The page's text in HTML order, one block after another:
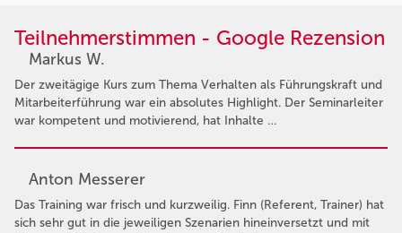
Teilnehmerstimmen - Google Rezension
Markus W.
Der zweitägige Kurs zum Thema Verhalten als Führungskraft und
Mitarbeiterführung war ein absolutes Highlight. Der Seminarleiter
war kompetent und motivierend, hat Inhalte …
Anton Messerer
Das Training war frisch und kurzweilig. Finn (Referent, Trainer) hat
sich sehr gut in die jeweiligen Szenarien hineinversetzt und mit